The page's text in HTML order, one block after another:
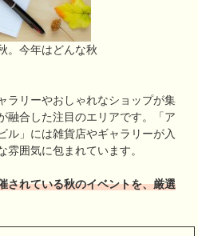
。今年はどんな秋
ラリーやおしゃれなショップが集
融合した注目のエリアです。「ア
ル」には雑貨店やギャラリーが入
雰囲気に包まれています。
されている秋のイベントを、厳選